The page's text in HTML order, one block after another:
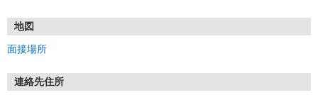
地図
面接場所
連絡先住所